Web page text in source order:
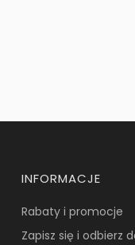
INFORMACJE
Rabaty i promocje
Zapisz się i odbierz